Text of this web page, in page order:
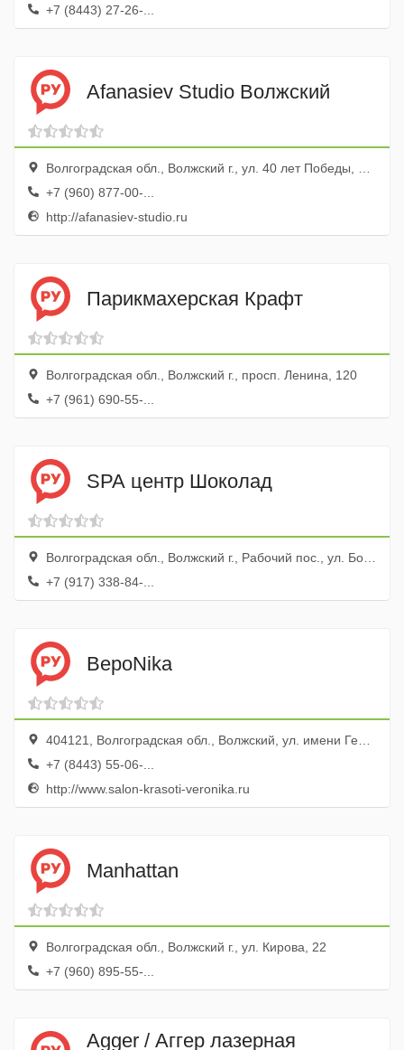
+7 (8443) 27-26-...
Afanasiev Studio Волжский
Волгоградская обл., Волжский г., ул. 40 лет Победы, 66а
+7 (960) 877-00-...
http://afanasiev-studio.ru
Парикмахерская Крафт
Волгоградская обл., Волжский г., просп. Ленина, 120
+7 (961) 690-55-...
SPA центр Шоколад
Волгоградская обл., Волжский г., Рабочий пос., ул. Большевистская, 70а
+7 (917) 338-84-...
ВероNika
404121, Волгоградская обл., Волжский, ул. имени Генерала Карбышева, 138
+7 (8443) 55-06-...
http://www.salon-krasoti-veronika.ru
Manhattan
Волгоградская обл., Волжский г., ул. Кирова, 22
+7 (960) 895-55-...
Agger / Аггер лазерная